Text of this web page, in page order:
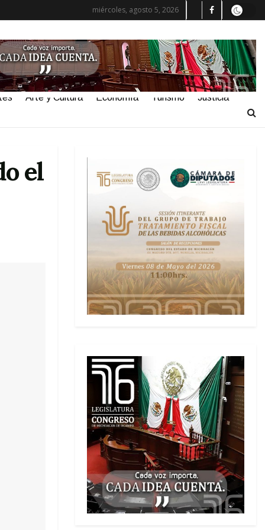
miércoles, agosto 5, 2026
Arte y Cultura Economía Turismo Justicia
el